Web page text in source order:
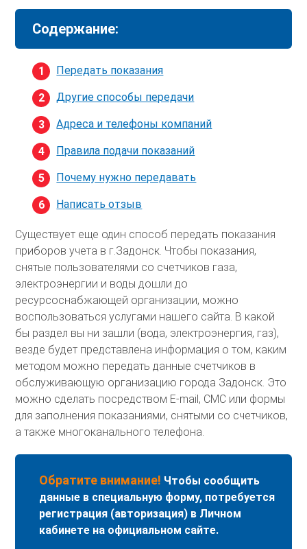
Содержание:
Передать показания
Другие способы передачи
Адреса и телефоны компаний
Правила подачи показаний
Почему нужно передавать
Написать отзыв
Существует еще один способ передать показания
приборов учета в г.Задонск. Чтобы показания,
снятые пользователями со счетчиков газа,
электроэнергии и воды дошли до
ресурсоснабжающей организации, можно
воспользоваться услугами нашего сайта. В какой
бы раздел вы ни зашли (вода, электроэнергия, газ),
везде будет представлена информация о том, каким
методом можно передать данные счетчиков в
обслуживающую организацию города Задонск. Это
можно сделать посредством E-mail, СМС или формы
для заполнения показаниями, снятыми со счетчиков,
а также многоканального телефона.
Обратите внимание! Чтобы сообщить
данные в специальную форму, потребуется
регистрация (авторизация) в Личном
кабинете на официальном сайте.